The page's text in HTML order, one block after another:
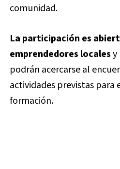
comunidad.
La participación es
emprendedores localesy
podrán acercarse al
actividades previstas para
formación.